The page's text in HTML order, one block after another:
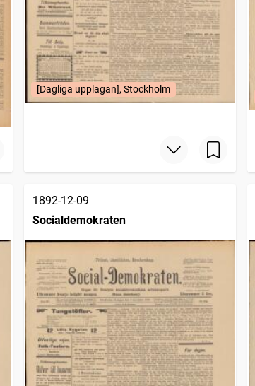
[Dagliga upplagan], Stockholm
1892-12-09
Socialdemokraten